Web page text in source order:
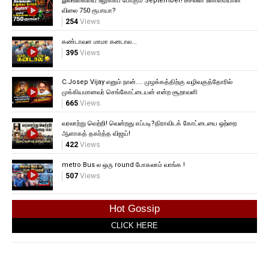
விலை 750 ரூபாயா?
254Views
கண்டாவள மாமா கனடால...
395Views
C.Josep Vijay எனும் நான்.... முழக்கத்திற்கு வழிவகுத்தோரில்
முக்கியமானவர் செங்கோட்டையன் என்ற சூறாவளி
665Views
வரலாற்று வெற்றி! வென்றது எப்படி?திராவிடக் கோட்டையை ஒற்றை
ஆளாகத் தகர்த்த விஜய்!
422Views
metro Bus ல ஒரு round போகலாம் வாங்க !
507Views
Hot Gossip
CLICK HERE